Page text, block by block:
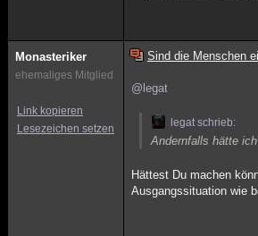
Monasteriker
ehemaliges Mitglied
Link kopieren
Lesezeichen setzen
Sind die Menschen
@legat
legat schrieb:
Andernfalls hätte
Hättest Du machen
Ausgangssituation wie